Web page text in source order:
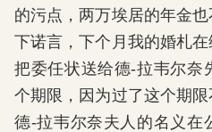
的污点，两万埃居的年金
下诺言，下个月我的婚札
把委任状送给德-拉韦尔奈
个期限，因为过了这个期
德-拉韦尔奈夫人的名义在